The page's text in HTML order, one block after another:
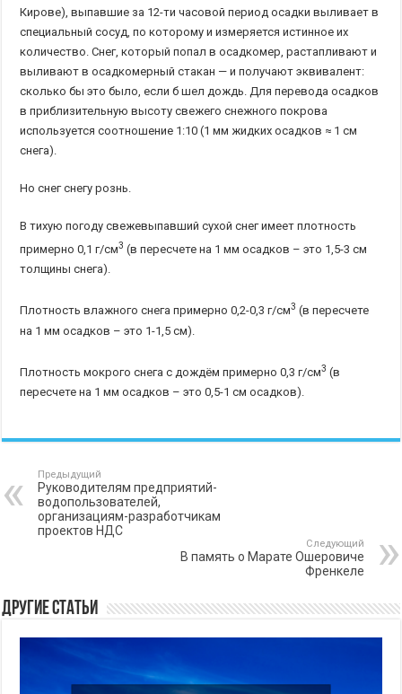
Кирове), выпавшие за 12-ти часовой период осадки выливает в
специальный сосуд, по которому и измеряется истинное их
количество. Снег, который попал в осадкомер, растапливают и
выливают в осадкомерный стакан — и получают эквивалент:
сколько бы это было, если б шел дождь. Для перевода осадков
в приблизительную высоту свежего снежного покрова
используется соотношение 1:10 (1 мм жидких осадков ≈ 1 см
снега).
Но снег снегу рознь.
В тихую погоду свежевыпавший сухой снег имеет плотность
примерно 0,1 г/см3 (в пересчете на 1 мм осадков – это 1,5-3 см
толщины снега).
Плотность влажного снега примерно 0,2-0,3 г/см3 (в пересчете
на 1 мм осадков – это 1-1,5 см).
Плотность мокрого снега с дождём примерно 0,3 г/см3 (в
пересчете на 1 мм осадков – это 0,5-1 см осадков).
Предыдущий
Руководителям предприятий-
водопользователей,
организациям-разработчикам
проектов НДС
Следующий
В память о Марате Ошеровиче
Френкеле
Другие статьи